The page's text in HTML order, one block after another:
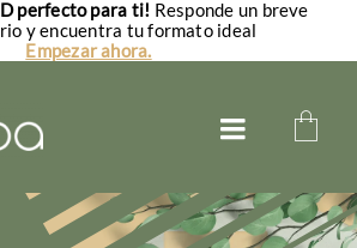
perfecto para ti! Responde un breve
y encuentra tu formato ideal
Empezar ahora.
Toggle